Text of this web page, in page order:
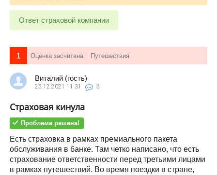
Ответ страховой компании
1 Оценка засчитана Путешествия
Виталий (гость)
25.12.2021 11:31 3
Страховая кинула
Проблема решена!
Есть страховка в рамках премиального пакета
обслуживания в банке. Там четко написано, что есть
страхование ответственности перед третьими лицами
в рамках путешествий. Во время поездки в стране,